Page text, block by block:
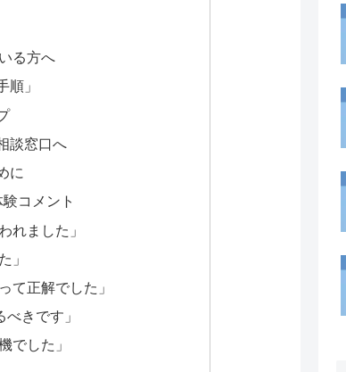
る方へ
」
談窓口へ
に
コメント
れました」
」
て正解でした」
きです」
でした」